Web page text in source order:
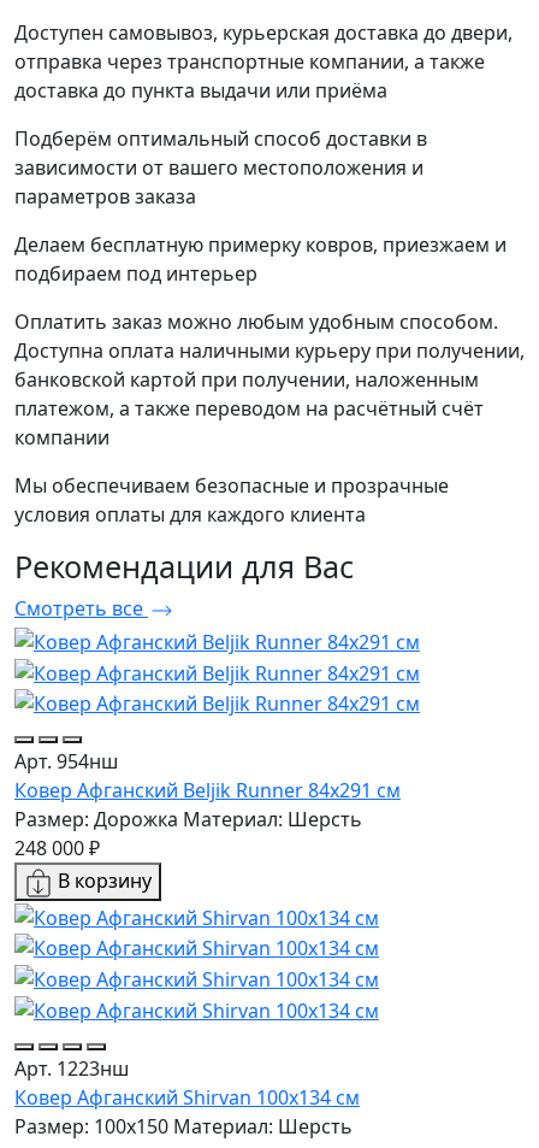
Доступен самовывоз, курьерская доставка до двери,
отправка через транспортные компании, а также
доставка до пункта выдачи или приёма
Подберём оптимальный способ доставки в
зависимости от вашего местоположения и
параметров заказа
Делаем бесплатную примерку ковров, приезжаем и
подбираем под интерьер
Оплатить заказ можно любым удобным способом.
Доступна оплата наличными курьеру при получении,
банковской картой при получении, наложенным
платежом, а также переводом на расчётный счёт
компании
Мы обеспечиваем безопасные и прозрачные
условия оплаты для каждого клиента
Рекомендации для Вас
Смотреть все
Арт. 954нш
Ковер Афганский Beljik Runner 84x291 см
Размер: Дорожка Материал: Шерсть
248 000 ₽
В корзину
Арт. 1223нш
Ковер Афганский Shirvan 100x134 см
Размер: 100x150 Материал: Шерсть